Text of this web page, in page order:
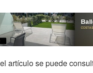
artículo se puede